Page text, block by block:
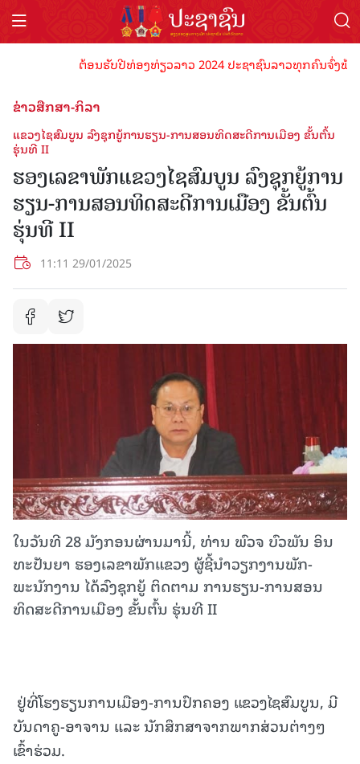
ຕ້ອນຮັບປີທ່ອງທ່ຽວລາວ 2024 ປະຊາຊົນລາວທຸກຄົນຈົ່ງພ້ອ
ຂ່າວສືກສາ-ກິລາ
ແຂວງໄຊສົມບູນ ລົງຊຸກຍູ້ການຮຽນ-ການສອນທິດສະດີການເມືອງ ຂັ້ນຕົ້ນ
ຮຸ່ນທີ II
ຮອງເລຂາພັກແຂວງໄຊສົມບູນ ລົງຊຸກຍູ້ການ
ຮຽນ-ການສອນທິດສະດີການເມືອງ ຂັ້ນຕົ້ນ
ຮຸ່ນທີ II
11:11 29/01/2025
ໃນວັນທີ 28 ມັງກອນຜ່ານມານີ້, ທ່ານ ພົວຈ ບົວພັນ ອິນ
ທະປັນຍາ ຮອງເລຂາພັກແຂວງ ຜູ້ຊີ້ນຳວຽກງານພັກ-
ພະນັກງານ ໄດ້ລົງຊຸກຍູ້ ຕິດຕາມ ການຮຽນ-ການສອນ
ທິດສະດີການເມືອງ ຂັ້ນຕົ້ນ ຮຸ່ນທີ II
ຢູ່ທີ່ໂຮງຮຽນການເມືອງ-ການປົກຄອງ ແຂວງໄຊສົມບູນ, ມີ
ບັນດາຄູ-ອາຈານ ແລະ ນັກສຶກສາຈາກພາກສ່ວນຕ່າງໆ
ເຂົ້າຮ່ວມ.